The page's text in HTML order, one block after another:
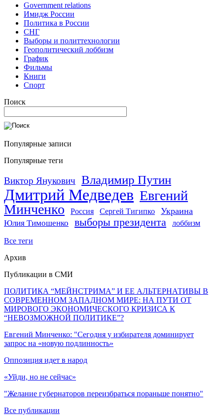
Government relations
Имидж России
Политика в России
СНГ
Выборы и политтехнологии
Геополитический лоббизм
График
Фильмы
Книги
Спорт
Поиск
Популярные записи
Популярные теги
Виктор Янукович Владимир Путин
Дмитрий Медведев Евгений
Минченко
Россия Сергей Тигипко Украина
Юлия Тимошенко выборы президента лоббизм
Все теги
Архив
Публикации в СМИ
ПОЛИТИКА “МЕЙНСТРИМА” И ЕЕ АЛЬТЕРНАТИВЫ В
СОВРЕМЕННОМ ЗАПАДНОМ МИРЕ: НА ПУТИ ОТ
МИРОВОГО ЭКОНОМИЧЕСКОГО КРИЗИСА К
“НЕВОЗМОЖНОЙ ПОЛИТИКЕ”?
Евгений Минченко: "Сегодня у избирателя доминирует
запрос на «новую подлинность»
Оппозиция идет в народ
«Уйди, но не сейчас»
"Желание губернаторов переизбраться пораньше понятно"
Все публикации